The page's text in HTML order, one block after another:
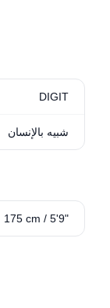
DIGIT
شبيه بالإنسان
175 cm / 5'9"